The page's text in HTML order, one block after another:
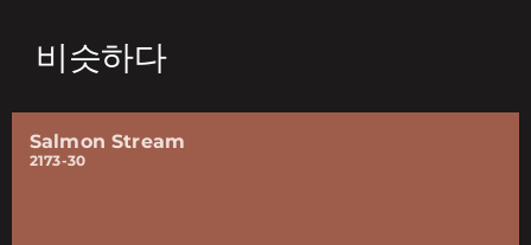
비슷하다
Salmon Stream
2173-30